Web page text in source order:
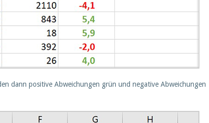
dann positive Abweichungen grün und negative Abweichungen